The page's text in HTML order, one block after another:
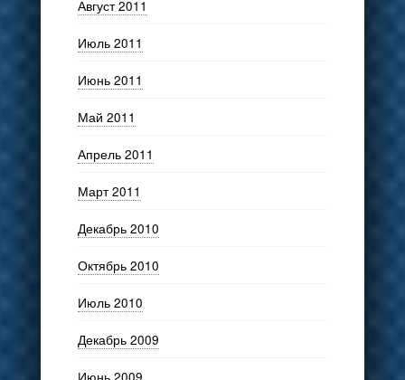
Август 2011
Июль 2011
Июнь 2011
Май 2011
Апрель 2011
Март 2011
Декабрь 2010
Октябрь 2010
Июль 2010
Декабрь 2009